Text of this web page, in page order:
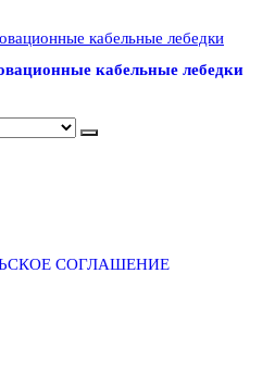
кабельные лебедки
СОГЛАШЕНИЕ